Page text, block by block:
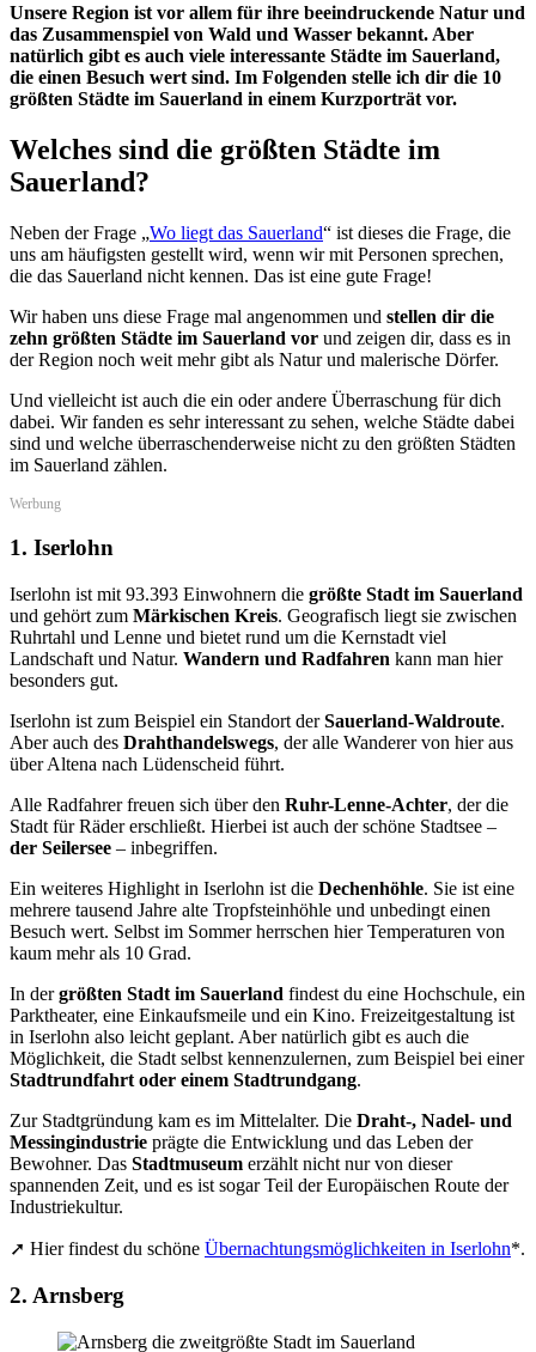
Unsere Region ist vor allem für ihre beeindruckende Natur und
das Zusammenspiel von Wald und Wasser bekannt. Aber
natürlich gibt es auch viele interessante Städte im Sauerland,
die einen Besuch wert sind. Im Folgenden stelle ich dir die 10
größten Städte im Sauerland in einem Kurzporträt vor.
Welches sind die größten Städte im
Sauerland?
Neben der Frage „Wo liegt das Sauerland“ ist dieses die Frage, die
uns am häufigsten gestellt wird, wenn wir mit Personen sprechen,
die das Sauerland nicht kennen. Das ist eine gute Frage!
Wir haben uns diese Frage mal angenommen und stellen dir die
zehn größten Städte im Sauerland vor und zeigen dir, dass es in
der Region noch weit mehr gibt als Natur und malerische Dörfer.
Und vielleicht ist auch die ein oder andere Überraschung für dich
dabei. Wir fanden es sehr interessant zu sehen, welche Städte dabei
sind und welche überraschenderweise nicht zu den größten Städten
im Sauerland zählen.
Werbung
1. Iserlohn
Iserlohn ist mit 93.393 Einwohnern die größte Stadt im Sauerland
und gehört zum Märkischen Kreis. Geografisch liegt sie zwischen
Ruhrtahl und Lenne und bietet rund um die Kernstadt viel
Landschaft und Natur. Wandern und Radfahren kann man hier
besonders gut.
Iserlohn ist zum Beispiel ein Standort derSauerland-Waldroute.
Aber auch des Drahthandelswegs, der alle Wanderer von hier aus
über Altena nach Lüdenscheid führt.
Alle Radfahrer freuen sich über den Ruhr-Lenne-Achter, der die
Stadt für Räder erschließt. Hierbei ist auch der schöne Stadtsee –
der Seilersee – inbegriffen.
Ein weiteres Highlight in Iserlohn ist die Dechenhöhle. Sie ist eine
mehrere tausend Jahre alte Tropfsteinhöhle und unbedingt einen
Besuch wert. Selbst im Sommer herrschen hier Temperaturen von
kaum mehr als 10 Grad.
In dergrößten Stadt im Sauerland findest du eine Hochschule, ein
Parktheater, eine Einkaufsmeile und ein Kino. Freizeitgestaltung ist
in Iserlohn also leicht geplant. Aber natürlich gibt es auch die
Möglichkeit, die Stadt selbst kennenzulernen, zum Beispiel bei einer
Stadtrundfahrt oder einem Stadtrundgang.
Zur Stadtgründung kam es im Mittelalter. Die Draht-, Nadel- und
Messingindustrie prägte die Entwicklung und das Leben der
Bewohner. Das Stadtmuseum erzählt nicht nur von dieser
spannenden Zeit, und es ist sogar Teil der Europäischen Route der
Industriekultur.
➚ Hier findest du schöne Übernachtungsmöglichkeiten in Iserlohn*.
2. Arnsberg